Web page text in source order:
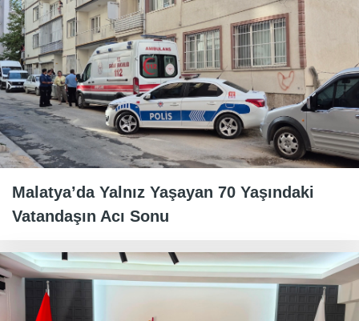
Malatya’da Yalnız Yaşayan 70 Yaşındaki
Vatandaşın Acı Sonu